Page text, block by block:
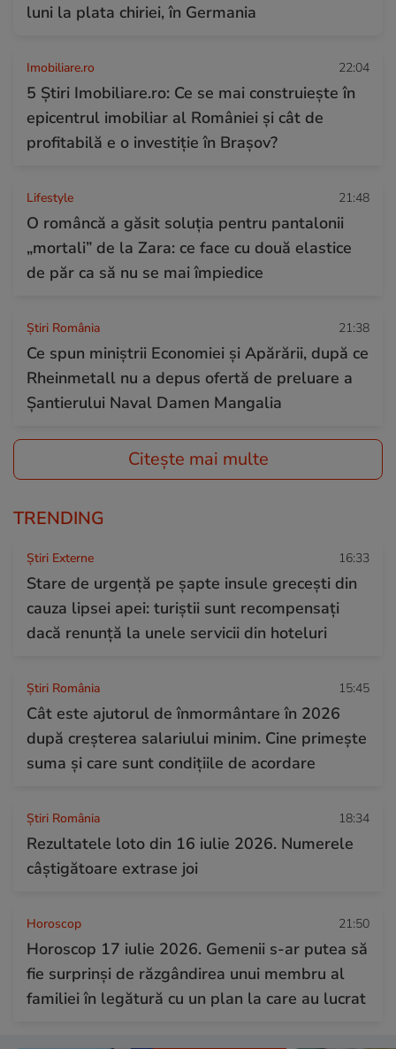
luni la plata chiriei, în Germania
Imobiliare.ro 22:04
5 Știri Imobiliare.ro: Ce se mai construiește în
epicentrul imobiliar al României și cât de
profitabilă e o investiție în Brașov?
Lifestyle 21:48
O româncă a găsit soluția pentru pantalonii
„mortali” de la Zara: ce face cu două elastice
de păr ca să nu se mai împiedice
Știri România 21:38
Ce spun miniștrii Economiei și Apărării, după ce
Rheinmetall nu a depus ofertă de preluare a
Șantierului Naval Damen Mangalia
Citește mai multe
TRENDING
Știri Externe 16:33
Stare de urgență pe șapte insule grecești din
cauza lipsei apei: turiștii sunt recompensați
dacă renunță la unele servicii din hoteluri
Știri România 15:45
Cât este ajutorul de înmormântare în 2026
după creșterea salariului minim. Cine primește
suma și care sunt condițiile de acordare
Știri România 18:34
Rezultatele loto din 16 iulie 2026. Numerele
câștigătoare extrase joi
Horoscop 21:50
Horoscop 17 iulie 2026. Gemenii s-ar putea să
fie surprinși de răzgândirea unui membru al
familiei în legătură cu un plan la care au lucrat